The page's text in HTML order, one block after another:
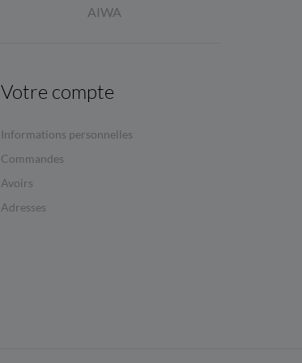
AIWA
Votre compte
Informations personnelles
Commandes
Avoirs
Adresses